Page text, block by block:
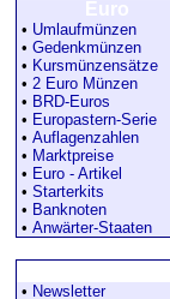
• Umlaufmünzen
• Gedenkmünzen
• Kursmünzensätze
• 2 Euro Münzen
• BRD-Euros
• Europastern-Serie
• Auflagenzahlen
• Marktpreise
• Euro - Artikel
• Starterkits
• Banknoten
• Anwärter-Staaten
• Newsletter